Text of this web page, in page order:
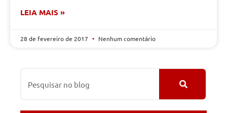
LEIA MAIS »
28 de fevereiro de 2017 Nenhum comentário